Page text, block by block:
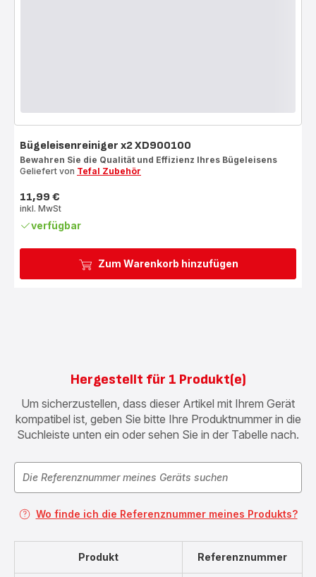
Zum Warenkorb hinzufügen
Bügeleisenreiniger x2 XD900100
Bewahren Sie die Qualität und Effizienz Ihres Bügeleisens
Geliefert von Tefal Zubehör
Preis
11,99 €
inkl. MwSt
verfügbar
Hergestellt für 1 Produkt(e)
Um sicherzustellen, dass dieser Artikel mit Ihrem Gerät
kompatibel ist, geben Sie bitte Ihre Produktnummer in die
Suchleiste unten ein oder sehen Sie in der Tabelle nach.
Wo finde ich die Referenznummer meines Produkts?
Produkt Referenznummer